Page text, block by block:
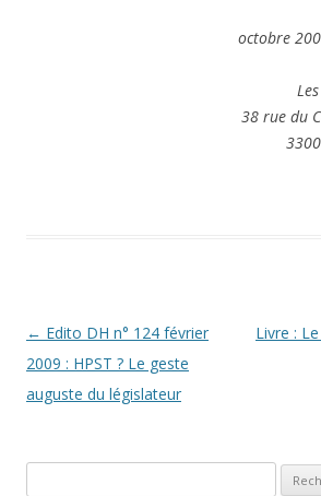
octobre
38 rue du
Navigation
des
articles
← Edito DH n° 124 février
2009 : HPST ? Le geste
auguste du législateur
Livre :